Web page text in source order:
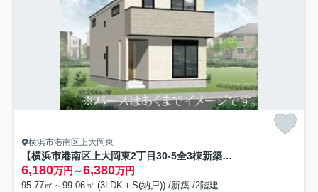
横浜市港南区上大岡東
【横浜市港南区上大岡東2丁目30-5全3棟新築戸建て】★仲介手数料無料★（上大岡小学校・笹下中学校）
6,180万円～6,380万円
95.77㎡～99.06㎡ (3LDK＋S(納戸)) /新築 /2階建